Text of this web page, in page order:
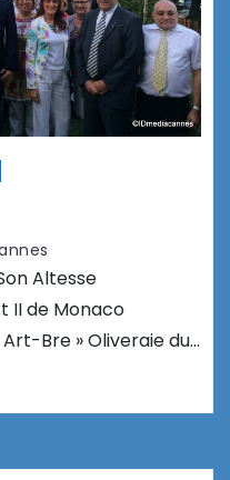
Altesse
II de Monaco
Bre » Oliveraie du…